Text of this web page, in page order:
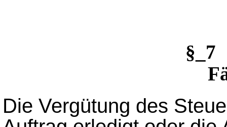
§_7
Die Vergütung des